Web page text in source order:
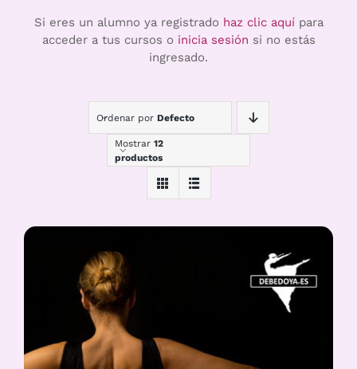
Si eres un alumno ya registrado haz clic aquípara
acceder a tus cursos o inicia sesión si no estás
ingresado.
Ordenar por Defecto
Mostrar 12
productos